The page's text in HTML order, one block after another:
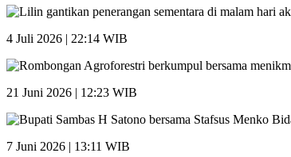
4 Juli 2026 | 22:14 WIB
21 Juni 2026 | 12:23 WIB
7 Juni 2026 | 13:11 WIB